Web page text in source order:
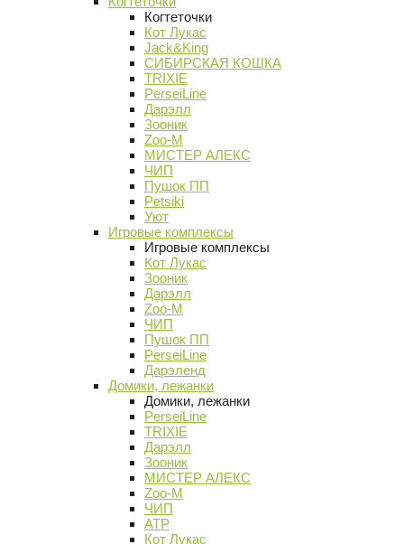
Когтеточки
Кот Лукас
Jack&King
СИБИРСКАЯ КОШКА
TRIXIE
PerseiLine
Дарэлл
Зооник
Zoo-M
МИСТЕР АЛЕКС
ЧИП
Пушок ПП
Petsiki
Уют
Игровые комплексы
Игровые комплексы
Кот Лукас
Зооник
Дарэлл
Zoo-M
ЧИП
Пушок ПП
PerseiLine
Дарэленд
Домики, лежанки
Домики, лежанки
PerseiLine
TRIXIE
Дарэлл
Зооник
МИСТЕР АЛЕКС
Zoo-M
ЧИП
АТР
Кот Лукас